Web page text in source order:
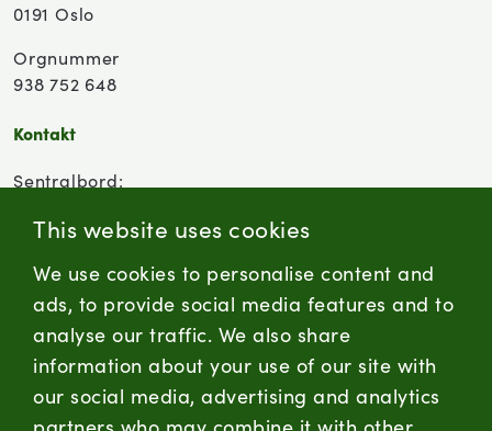
This website uses cookies
We use cookies to personalise content and
ads, to provide social media features and to
analyse our traffic. We also share
information about your use of our site with
our social media, advertising and analytics
0191 Oslo
Orgnummer
938 752 648
Kontakt
Sentralbord:
Kontaktskjema
firmapost@nortura.no